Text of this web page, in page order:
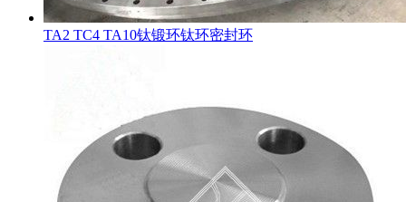
TA2 TC4 TA10钛锻环钛环密封环